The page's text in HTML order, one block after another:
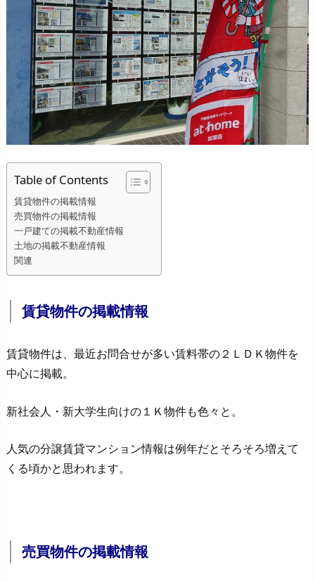
Table of Contents
賃貸物件の掲載情報
売買物件の掲載情報
一戸建ての掲載不動産情報
土地の掲載不動産情報
関連
賃貸物件の掲載情報
賃貸物件は、最近お問合せが多い賃料帯の２ＬＤＫ物件を
中心に掲載。
新社会人・新大学生向けの１Ｋ物件も色々と。
人気の分譲賃貸マンション情報は例年だとそろそろ増えて
くる頃かと思われます。
売買物件の掲載情報